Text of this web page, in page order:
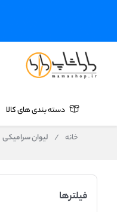
دسته بندی های کالا
خانه / لیوان سرامیکی
فیلترها